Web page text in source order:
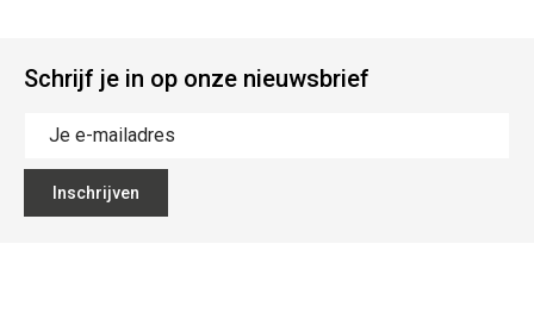
Schrijf je in op onze nieuwsbrief
Inschrijven